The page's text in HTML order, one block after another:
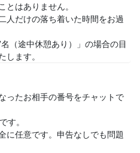
とはありません。
人だけの落ち着いた時間をお過
（途中休憩あり）」の場合の目
します。
ったお相手の番号をチャットで
す。
に任意です。申告なしでも問題